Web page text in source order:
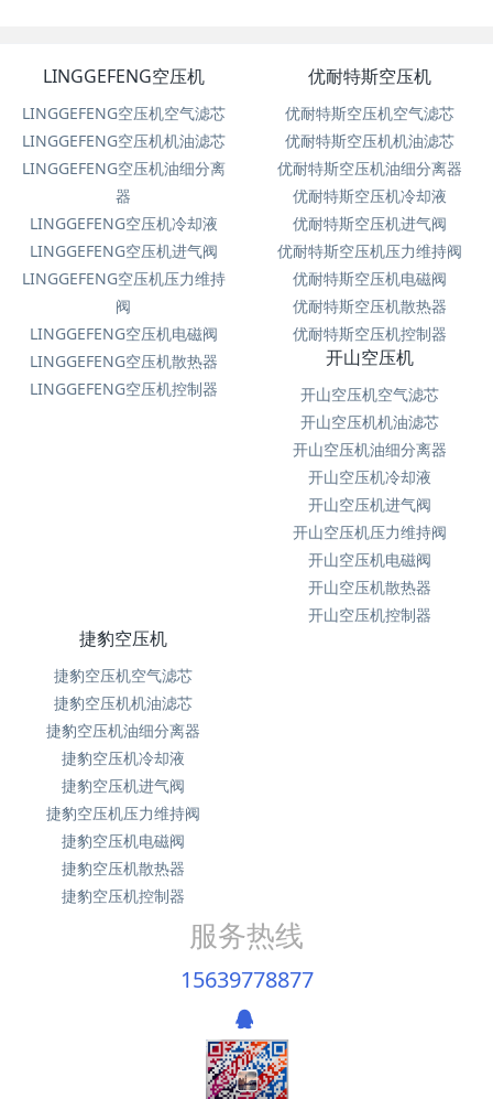
LINGGEFENG空压机
LINGGEFENG空压机空气滤芯
LINGGEFENG空压机机油滤芯
LINGGEFENG空压机油细分离
器
LINGGEFENG空压机冷却液
LINGGEFENG空压机进气阀
LINGGEFENG空压机压力维持
阀
LINGGEFENG空压机电磁阀
LINGGEFENG空压机散热器
LINGGEFENG空压机控制器
优耐特斯空压机
优耐特斯空压机空气滤芯
优耐特斯空压机机油滤芯
优耐特斯空压机油细分离器
优耐特斯空压机冷却液
优耐特斯空压机进气阀
优耐特斯空压机压力维持阀
优耐特斯空压机电磁阀
优耐特斯空压机散热器
优耐特斯空压机控制器
开山空压机
开山空压机空气滤芯
开山空压机机油滤芯
开山空压机油细分离器
开山空压机冷却液
开山空压机进气阀
开山空压机压力维持阀
开山空压机电磁阀
开山空压机散热器
开山空压机控制器
捷豹空压机
捷豹空压机空气滤芯
捷豹空压机机油滤芯
捷豹空压机油细分离器
捷豹空压机冷却液
捷豹空压机进气阀
捷豹空压机压力维持阀
捷豹空压机电磁阀
捷豹空压机散热器
捷豹空压机控制器
服务热线
15639778877